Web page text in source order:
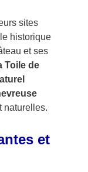
sites
historique
et ses
Toile de
naturelles.
et